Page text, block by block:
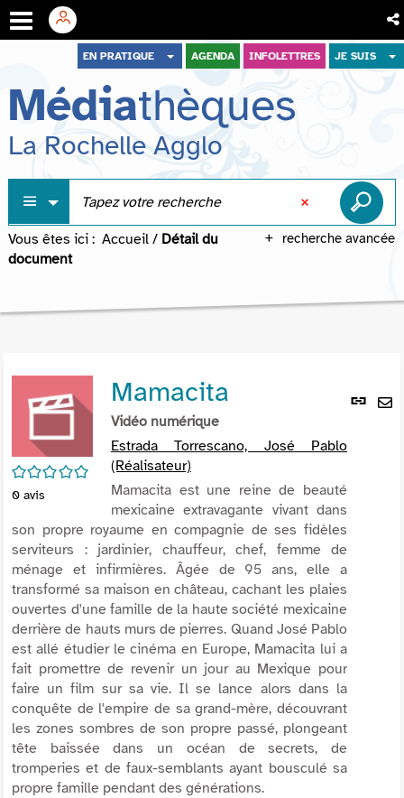
menu
contenu
recherche
EN PRATIQUE AGENDA INFOLETTRES JE SUIS
Médiathèques
La Rochelle Agglo
recherche avancée
Vous êtes ici : Accueil / Détail du
document
Lien
/5
0 avis
Mamacita
Vidéo numérique
Estrada Torrescano, José Pablo
(Réalisateur)
Mamacita est une reine de beauté
mexicaine extravagante vivant dans
son propre royaume en compagnie de ses fidèles
serviteurs : jardinier, chauffeur, chef, femme de
ménage et infirmières. Âgée de 95 ans, elle a
transformé sa maison en château, cachant les plaies
ouvertes d'une famille de la haute société mexicaine
derrière de hauts murs de pierres. Quand José Pablo
est allé étudier le cinéma en Europe, Mamacita lui a
fait promettre de revenir un jour au Mexique pour
faire un film sur sa vie. Il se lance alors dans la
conquête de l'empire de sa grand-mère, découvrant
les zones sombres de son propre passé, plongeant
tête baissée dans un océan de secrets, de
tromperies et de faux-semblants ayant bousculé sa
propre famille pendant des générations.